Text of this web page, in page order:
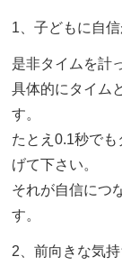
1、子どもに自信
是非タイムを計
具体的にタイム
す。
たとえ0.1秒で
げて下さい。
それが自信につ
す。
2、前向きな気持